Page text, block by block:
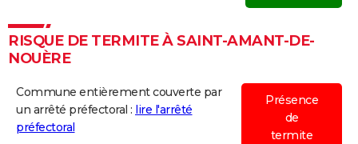
RISQUE DE TERMITE À SAINT-AMANT-DE-
NOUÈRE
Commune entièrement couverte par
un arrêté préfectoral : lire l'arrêté
préfectoral
Présence
de
termite